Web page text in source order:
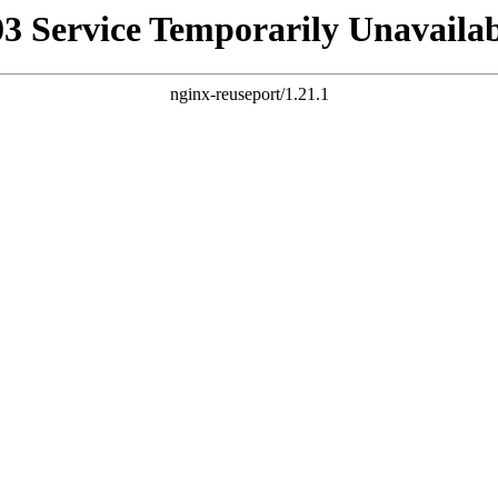
Service Temporarily
nginx-reuseport/1.21.1